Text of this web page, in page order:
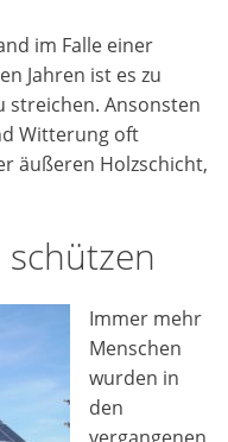
im Falle einer
Jahren ist es zu
streichen. Ansonsten
Witterung oft
äußeren Holzschicht,
schützen
Immer mehr
Menschen
wurden in
den
vergangenen